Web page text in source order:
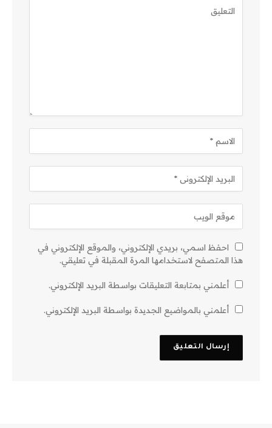
احفظ اسمي، بريدي الإلكتروني، والموقع الإلكتروني في
هذا المتصفح لاستخدامها المرة المقبلة في تعليقي.
أعلمني بمتابعة التعليقات بواسطة البريد الإلكتروني.
أعلمني بالمواضيع الجديدة بواسطة البريد الإلكتروني.